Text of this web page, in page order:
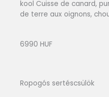
kool Cuisse de canard,
de terre aux oignons,
6990 HUF
Ropogós sertéscsülök